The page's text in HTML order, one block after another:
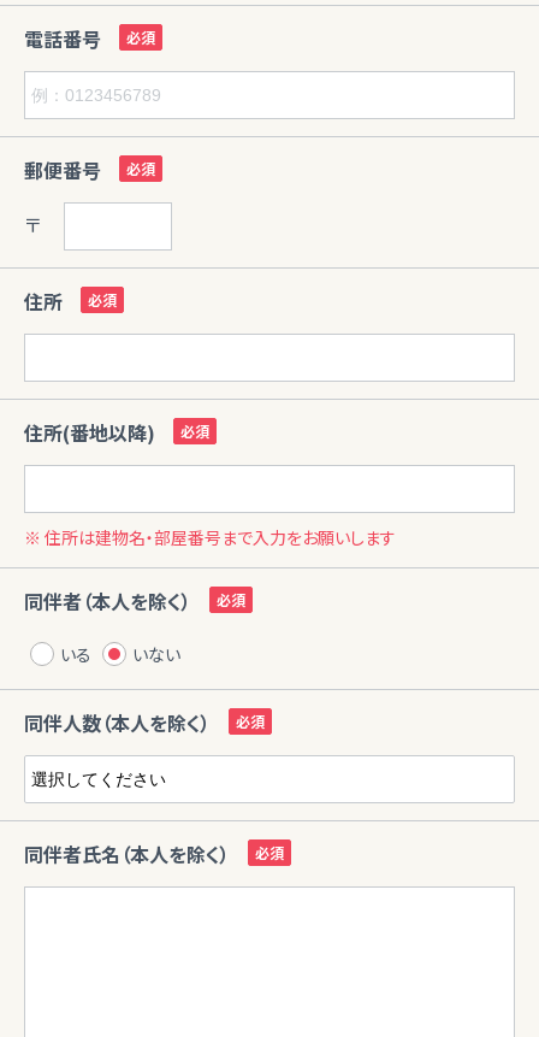
電話番号
郵便番号
〒
住所
住所(番地以降)
※ 住所は建物名・部屋番号まで入力をお願いします
同伴者（本人を除く）
いる いない
同伴人数（本人を除く）
同伴者氏名（本人を除く）